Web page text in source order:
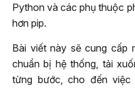
Python và các phụ thuộc
hơn pip.
Bài viết này sẽ cung cấp
chuẩn bị hệ thống, tải
từng bước, cho đến